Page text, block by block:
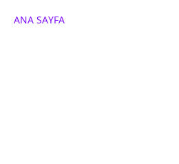
ANA SAYFA